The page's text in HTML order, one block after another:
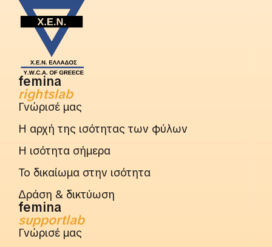
femina
rightslab
Γνώρισέ μας
Η αρχή της ισότητας των φύλων
Η ισότητα σήμερα
Το δικαίωμα στην ισότητα
Δράση & δικτύωση
femina
supportlab
Γνώρισέ μας